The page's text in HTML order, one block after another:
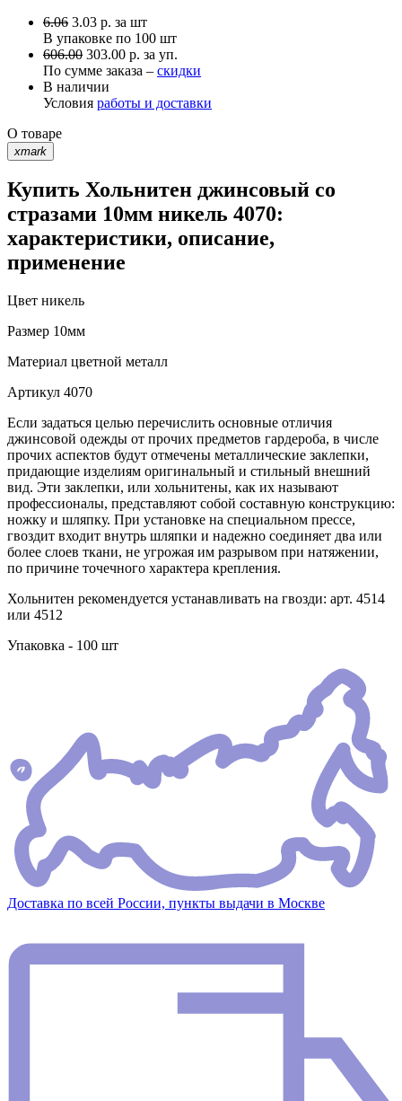
6.06 3.03 р. за шт
В упаковке по 100 шт
606.00 303.00 р. за уп.
По сумме заказа – скидки
В наличии
Условия работы и доставки
О товаре
xmark
Купить Хольнитен джинсовый со
стразами 10мм никель 4070:
характеристики, описание,
применение
Цвет никель
Размер 10мм
Материал цветной металл
Артикул 4070
Если задаться целью перечислить основные отличия
джинсовой одежды от прочих предметов гардероба, в числе
прочих аспектов будут отмечены металлические заклепки,
придающие изделиям оригинальный и стильный внешний
вид. Эти заклепки, или хольнитены, как их называют
профессионалы, представляют собой составную конструкцию:
ножку и шляпку. При установке на специальном прессе,
гвоздит входит внутрь шляпки и надежно соединяет два или
более слоев ткани, не угрожая им разрывом при натяжении,
по причине точечного характера крепления.
Хольнитен рекомендуется устанавливать на гвозди: арт. 4514
или 4512
Упаковка - 100 шт
Доставка по всей России, пункты выдачи в Москве